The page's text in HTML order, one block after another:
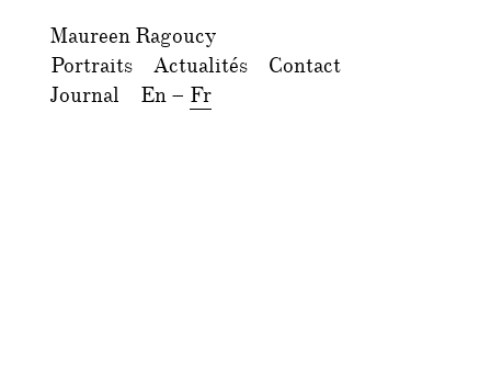
Maureen Ragoucy
Portraits
Actualités
Contact
Journal
En– Fr